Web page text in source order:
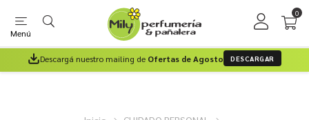
Menú
0
Descargá nuestro mailing de Ofertas de Agosto DESCARGAR